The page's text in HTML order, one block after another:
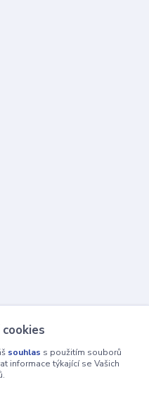
souhlas s použitím souborů
informace týkající se Vašich